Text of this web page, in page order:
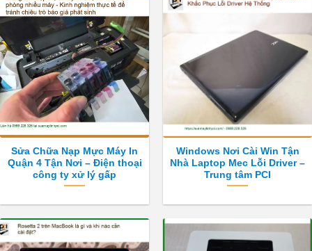
Sửa Chữa Nạp Mực Máy In
Quận 4 Tận Nơi – Điện thoại
công ty xử lý gấp
Windows Nơi Cài Win Tận
Nhà Laptop Mec Lỗi Driver –
Trung tâm PCI